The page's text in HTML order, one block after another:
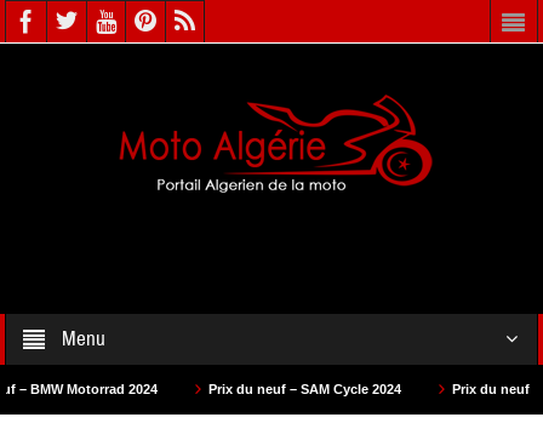
Menu
2024 Prix du neuf – SAM Cycle 2024 Prix du neuf – AS Motors